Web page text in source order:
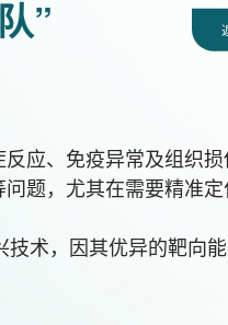
”
应、免疫异常及组织
题，尤其在需要精准
技术，因其优异的靶向